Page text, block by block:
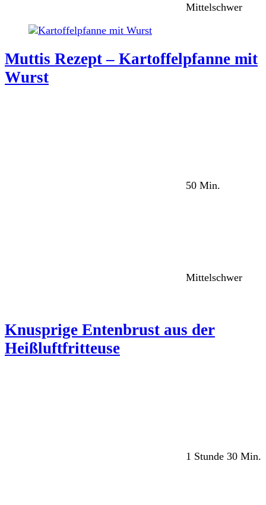
Mittelschwer
Muttis Rezept – Kartoffelpfanne mit
Wurst
50 Min.
Mittelschwer
Knusprige Entenbrust aus der
Heißluftfritteuse
1 Stunde 30 Min.